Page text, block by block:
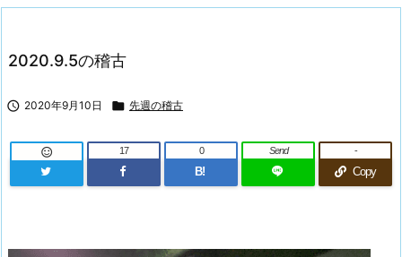
2020.9.5の稽古
 2020年9月10日  先週の稽古
 17
B!
0 Send
Copy
-